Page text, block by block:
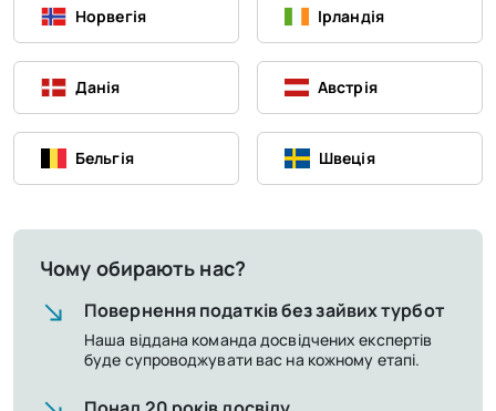
Норвегія Ірландія
Данія Австрія
Бельгія Швеція
Чому обирають нас?
Повернення податків без зайвих турбот
Наша віддана команда досвідчених експертів
буде супроводжувати вас на кожному етапі.